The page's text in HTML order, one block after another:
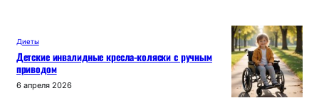
p
p
m
a в
Диеты
Детские инвалидные кресла-коляски с ручным
приводом
6 апреля 2026